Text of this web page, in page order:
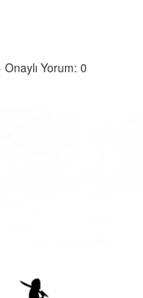
Onaylı Yorum: 0